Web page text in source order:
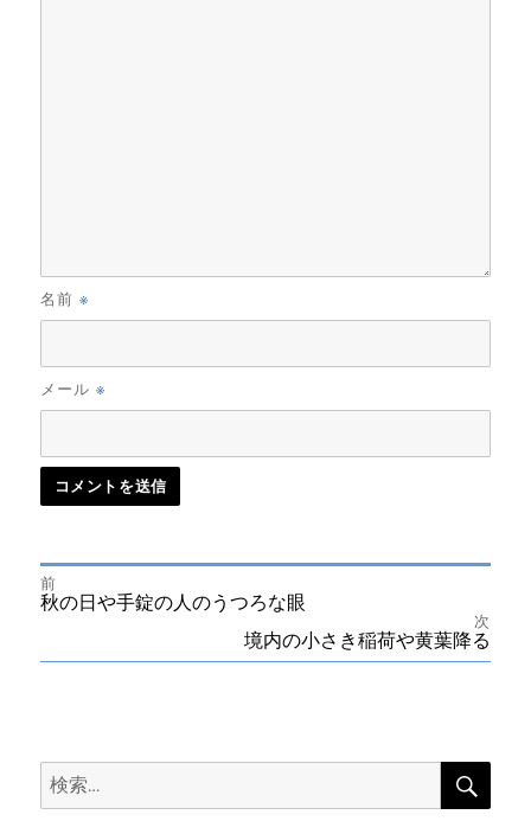
名前※
メール※
投
ゲ
前
前
の
秋の日や手錠の人のうつろな眼
次
境内の小さき稲荷や黄葉降る
検
索:
検